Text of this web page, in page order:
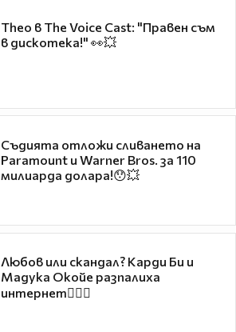
Theo в The Voice Cast: "Правен съм
в дискотека!" 👀💥
Съдията отложи сливането на
Paramount и Warner Bros. за 110
милиарда долара!😯💥
Любов или скандал? Карди Би и
Мадука Окойе разпалиха
интернет❤️‍🔥🔥